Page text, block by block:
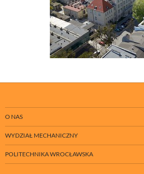
O NAS
WYDZIAŁ MECHANICZNY
POLITECHNIKA WROCŁAWSKA